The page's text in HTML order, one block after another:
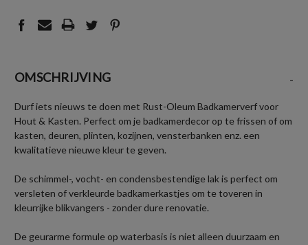
OMSCHRIJVING -
Durf iets nieuws te doen met Rust-Oleum Badkamerverf voor
Hout & Kasten. Perfect om je badkamerdecor op te frissen of om
kasten, deuren, plinten, kozijnen, vensterbanken enz. een
kwalitatieve nieuwe kleur te geven.
De schimmel-, vocht- en condensbestendige lak is perfect om
versleten of verkleurde badkamerkastjes om te toveren in
kleurrijke blikvangers - zonder dure renovatie.
De geurarme formule op waterbasis is niet alleen duurzaam en